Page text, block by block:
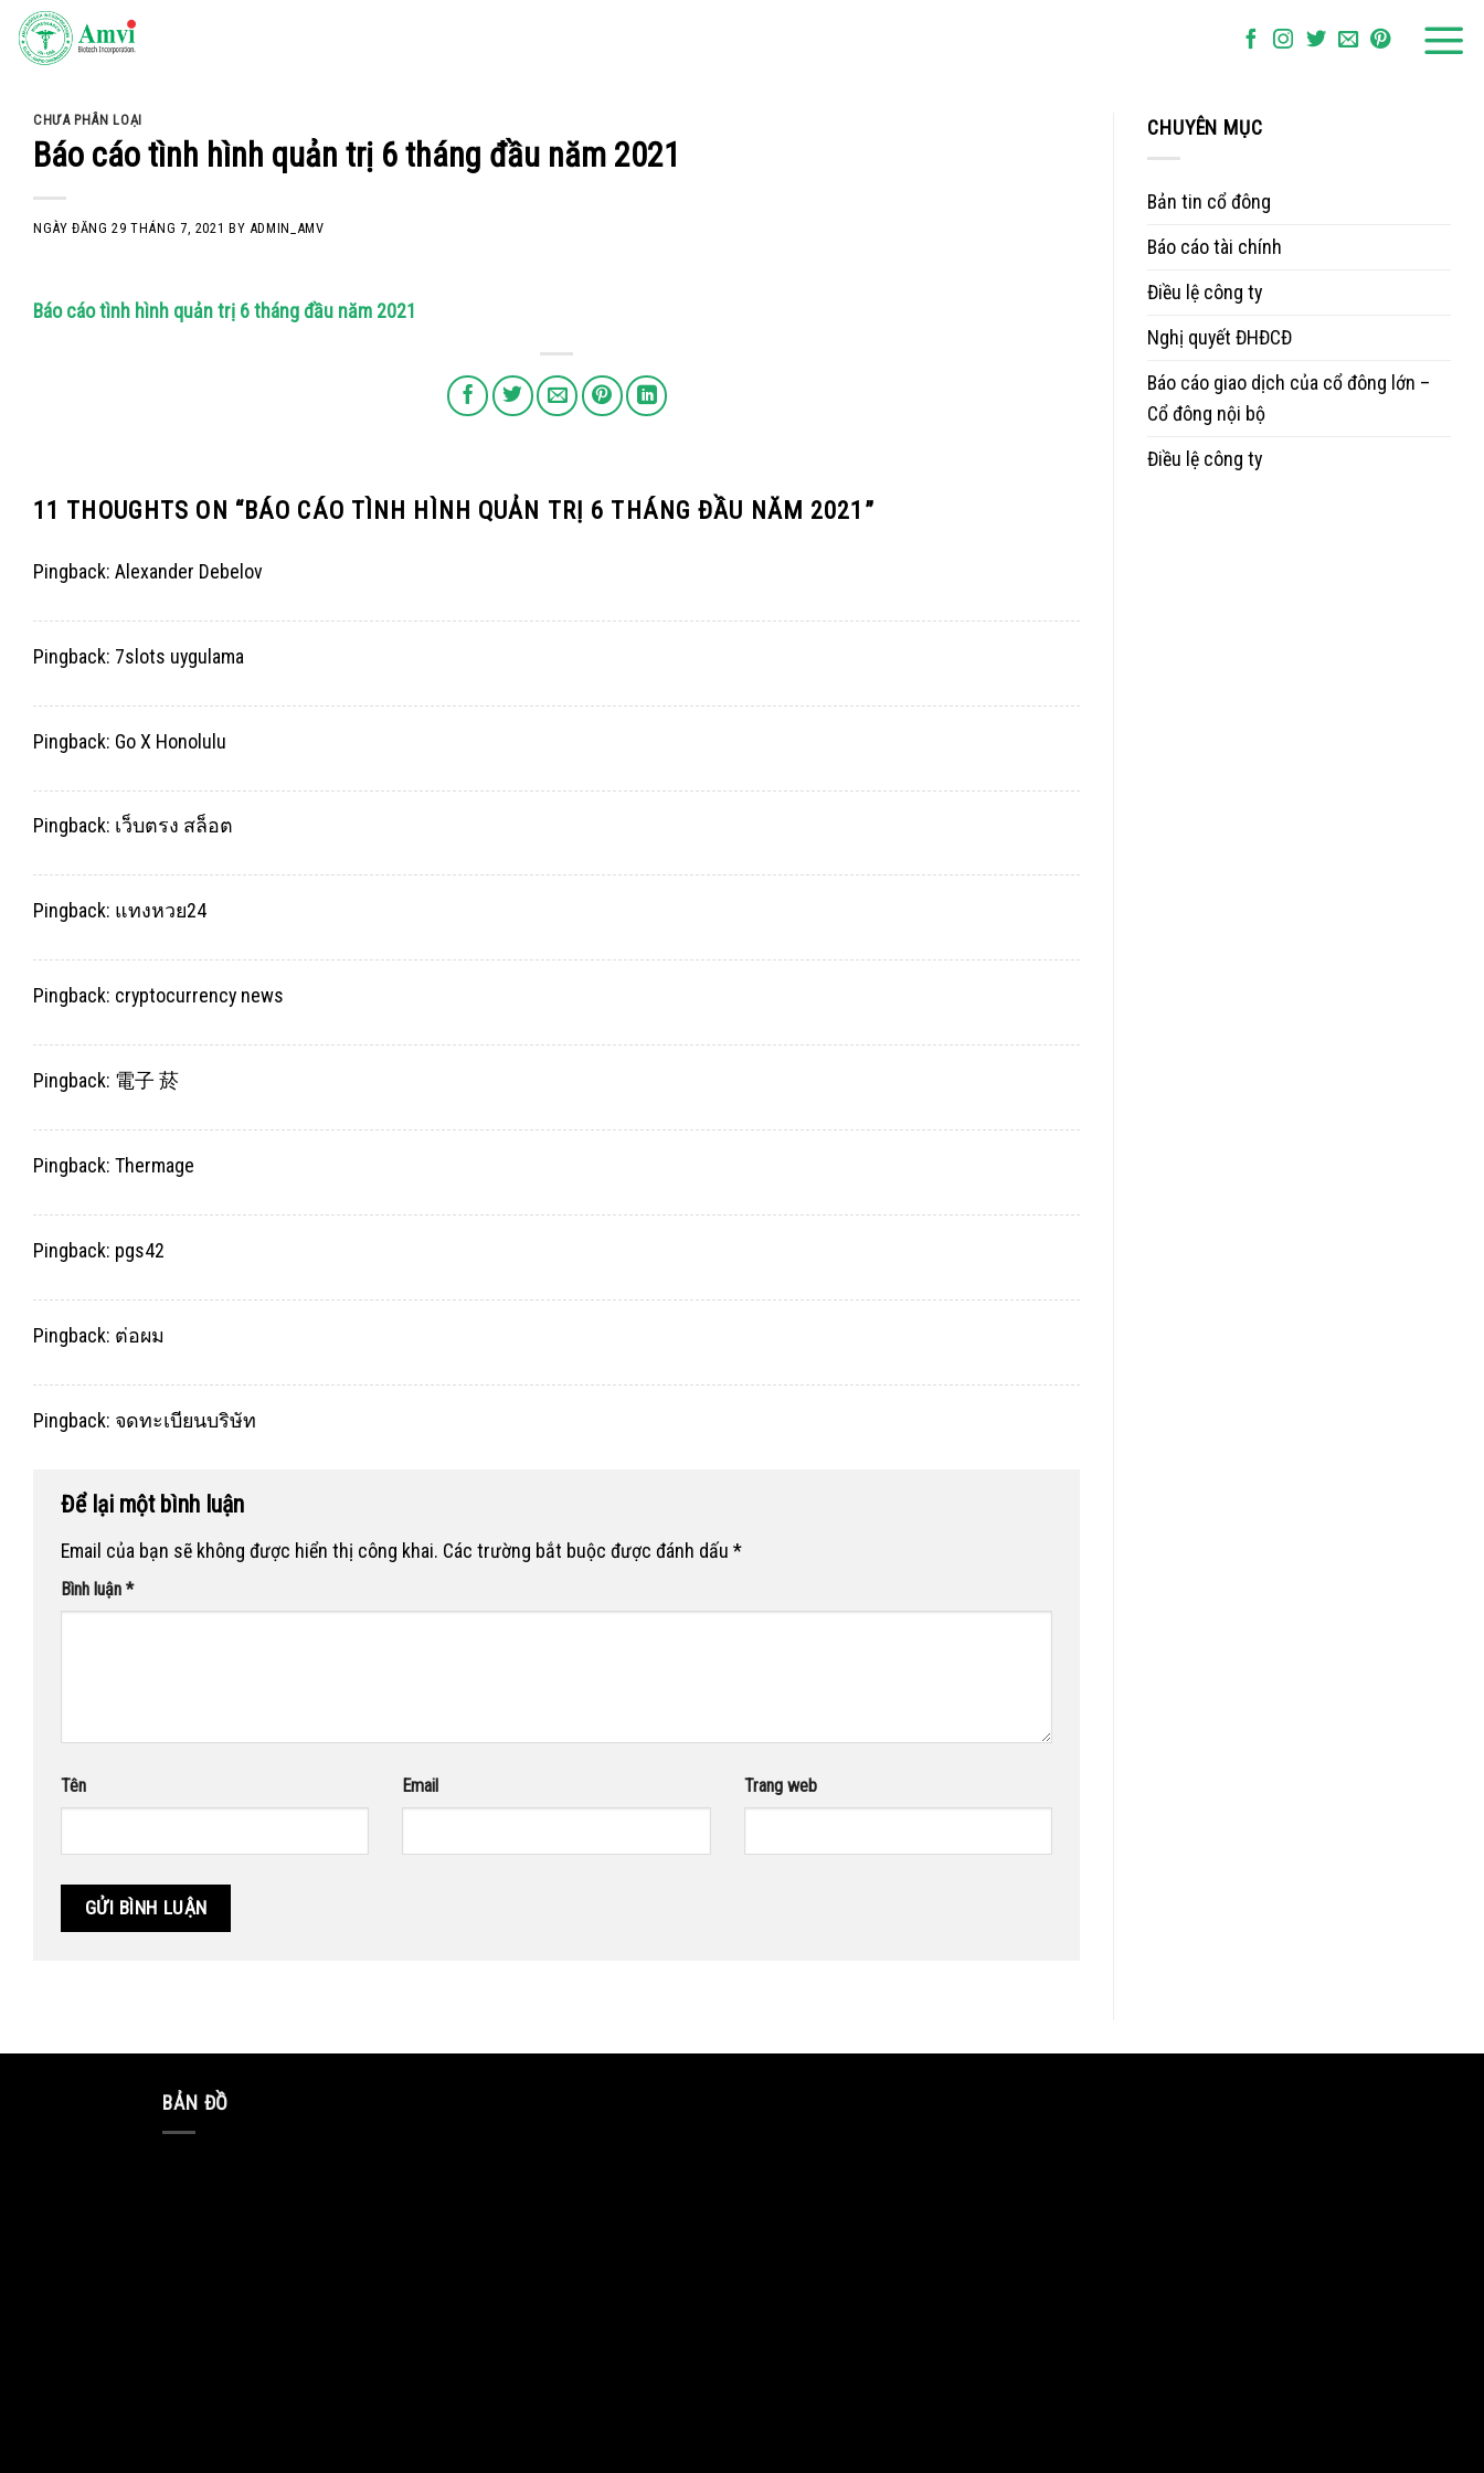
Skip
CHƯA PHÂN LOẠI
Báo cáo tình hình quản trị 6 tháng đầu năm 2021
NGÀY ĐĂNG29 THÁNG 7, 2021 BY ADMIN_AMV
Báo cáo tình hình quản trị 6 tháng đầu năm 2021
11 THOUGHTS ON “BÁO CÁO TÌNH HÌNH QUẢN TRỊ 6 THÁNG ĐẦU NĂM 2021 ”
Pingback: Alexander Debelov
Pingback: 7slots uygulama
Pingback: Go X Honolulu
Pingback: เว็บตรง สล็อต
Pingback: แทงหวย24
Pingback: cryptocurrency news
Pingback: 電子 菸
Pingback: Thermage
Pingback: pgs42
Pingback: ต่อผม
Pingback: จดทะเบียนบริษัท
Để lại một bình luận
Email của bạn sẽ không được hiển thị công khai. Các trường bắt buộc được đánh dấu *
Bình luận *
Tên Email Trang web
CHUYÊN MỤC
Bản tin cổ đông
Báo cáo tài chính
Điều lệ công ty
Nghị quyết ĐHĐCĐ
Báo cáo giao dịch của cổ đông lớn –
Cổ đông nội bộ
Điều lệ công ty
BẢN ĐỒ